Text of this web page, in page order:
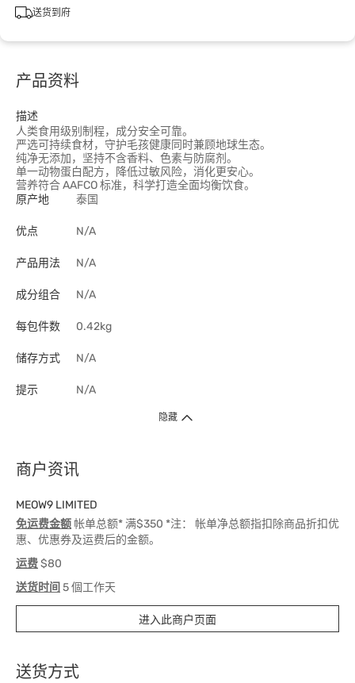
送货到府
产品资料
描述
人类食用级别制程，成分安全可靠。
严选可持续食材，守护毛孩健康同时兼顾地球生态。
纯净无添加，坚持不含香料、色素与防腐剂。
单一动物蛋白配方，降低过敏风险，消化更安心。
营养符合 AAFCO 标准，科学打造全面均衡饮食。
原产地
泰国
优点 N/A
产品用法 N/A
成分组合 N/A
每包件数 0.42kg
储存方式 N/A
提示 N/A
隐藏
商户资讯
MEOW9 LIMITED
免运费金额帐单总额* 满$350 *注： 帐单净总额指扣除商品折扣优
惠、优惠券及运费后的金额。
运费$80
送货时间 5 個工作天
进入此商户页面
送货方式